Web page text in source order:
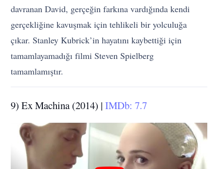
davranan David, gerçeğin farkına vardığında kendi
gerçekliğine kavuşmak için tehlikeli bir yolculuğa
çıkar. Stanley Kubrick’in hayatını kaybettiği için
tamamlayamadığı filmi Steven Spielberg
tamamlamıştır.
9) Ex Machina (2014) |IMDb: 7.7